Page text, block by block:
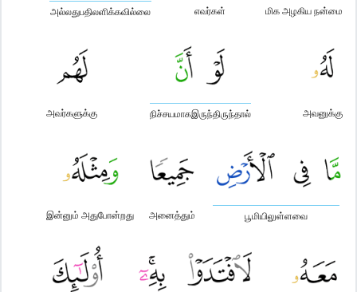
மிக அழகிய நன்மை
எவர்கள்
அல்லதுபதிலளிக்கவில்லை
அவனுக்கு
நிச்சயமாகஇருந்திருந்தால்
அவர்களுக்கு
பூமியிலுள்ளவை
அனைத்தும்
இன்னும் அதுபோன்றது